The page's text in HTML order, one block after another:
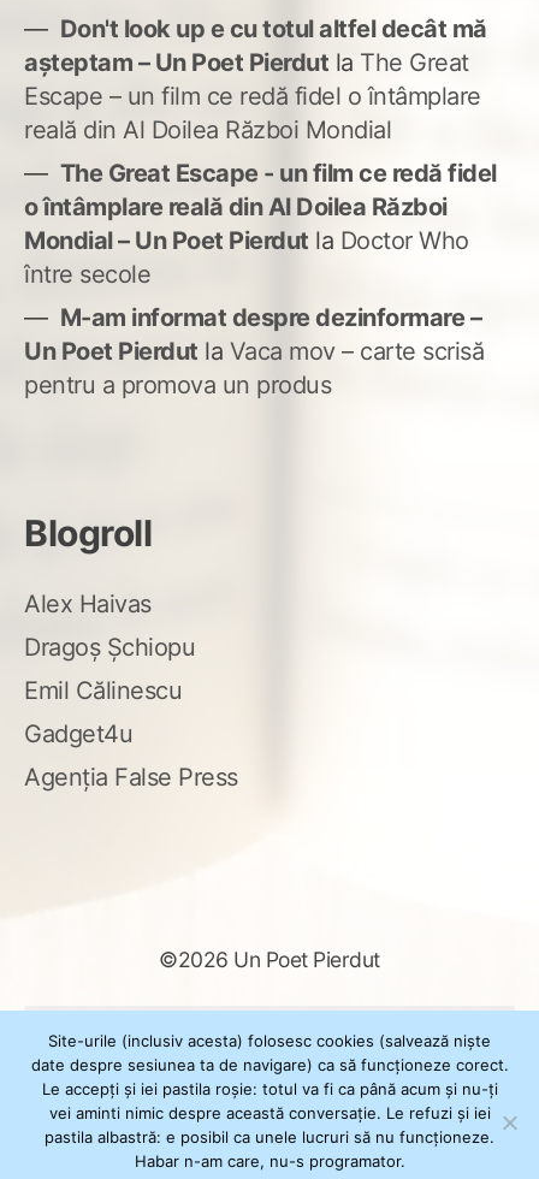
Don't look up e cu totul altfel decât mă
așteptam – Un Poet Pierdut la The Great
Escape – un film ce redă fidel o întâmplare
reală din Al Doilea Război Mondial
The Great Escape - un film ce redă fidel
o întâmplare reală din Al Doilea Război
Mondial – Un Poet Pierdut la Doctor Who
între secole
M-am informat despre dezinformare –
Un Poet Pierdut la Vaca mov – carte scrisă
pentru a promova un produs
Blogroll
Alex Haivas
Dragoș Șchiopu
Emil Călinescu
Gadget4u
Agenția False Press
©2026 Un Poet Pierdut
după:
Powered byWordPress
ThemeXSimply by Il Jester
Site-urile (inclusiv acesta) folosesc cookies (salvează niște
date despre sesiunea ta de navigare) ca să funcționeze corect.
Le accepți și iei pastila roșie: totul va fi ca până acum și nu-ți
vei aminti nimic despre această conversație. Le refuzi și iei
pastila albastră: e posibil ca unele lucruri să nu funcționeze.
Habar n-am care, nu-s programator.